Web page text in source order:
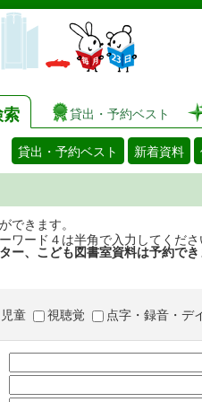
図書館
索 貸出・予約ベスト
貸出・予約ベスト 新着資料
できます。
ワード４は半角で入力してくださ
ー、こども図書室資料は予約でき
児童 視聴覚 点字・録音・デ